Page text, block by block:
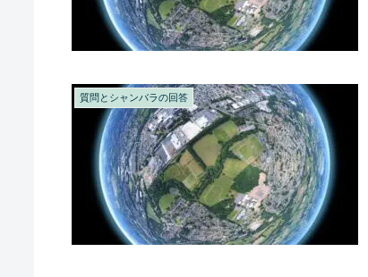
質問とシャンバラの回答